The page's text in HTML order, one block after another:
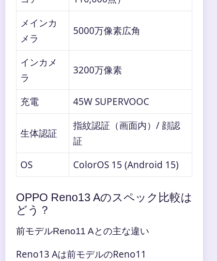
メインカ
メラ
5000万像素広角
インカメ
ラ
3200万像素
充電 45W SUPERVOOC
生体認証
指紋認証（画面内）/ 顔認
証
OS
ColorOS 15 (Android 15)
OPPO Reno13 Aのスペック比較は
どう？
前モデルReno11 Aとの主な違い
Reno13 Aは前モデルのReno11